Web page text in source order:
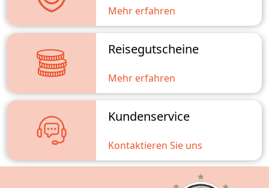
Mehr erfahren
Reisegutscheine
Mehr erfahren
Kundenservice
Kontaktieren Sie uns